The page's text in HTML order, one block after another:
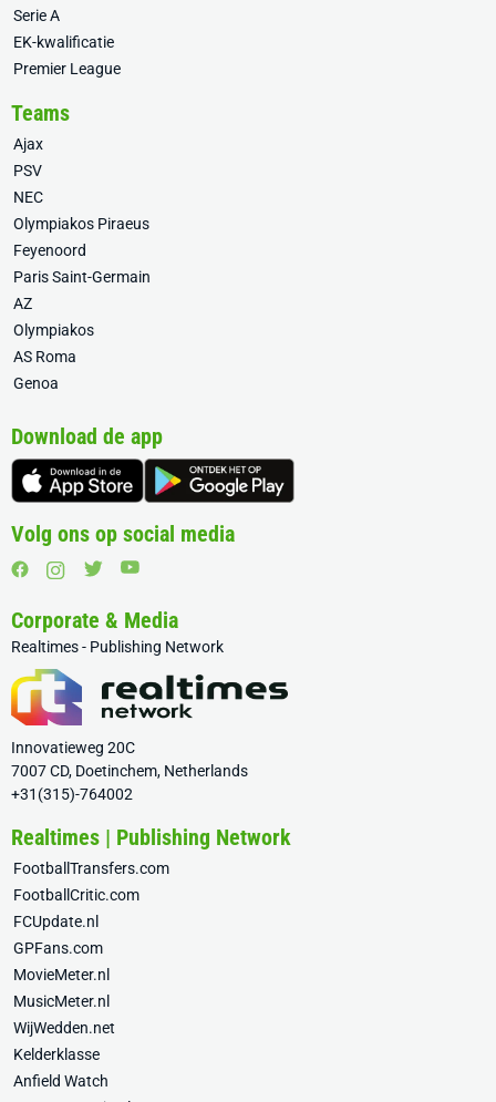
Serie A
EK-kwalificatie
Premier League
Teams
Ajax
PSV
NEC
Olympiakos Piraeus
Feyenoord
Paris Saint-Germain
AZ
Olympiakos
AS Roma
Genoa
Download de app
Volg ons op social media
Corporate & Media
Realtimes - Publishing Network
Innovatieweg 20C
7007 CD, Doetinchem, Netherlands
+31(315)-764002
Realtimes | Publishing Network
FootballTransfers.com
FootballCritic.com
FCUpdate.nl
GPFans.com
MovieMeter.nl
MusicMeter.nl
WijWedden.net
Kelderklasse
Anfield Watch